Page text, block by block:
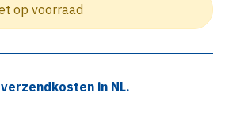
op voorraad
verzendkosten in NL.